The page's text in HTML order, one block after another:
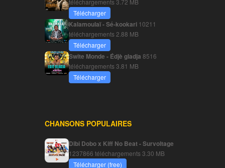
téléchargements3.72 MB
Télécharger
Kalamoulaï - Sé-kookari 10211
téléchargements 2.88 MB
Télécharger
Swite Monde - Édjè gladja 8516
téléchargements3.81 MB
Télécharger
CHANSONS POPULAIRES
Dibi Dobo x Kiff No Beat - Survoltage
1237866 téléchargements3.30 MB
Télécharger (free)